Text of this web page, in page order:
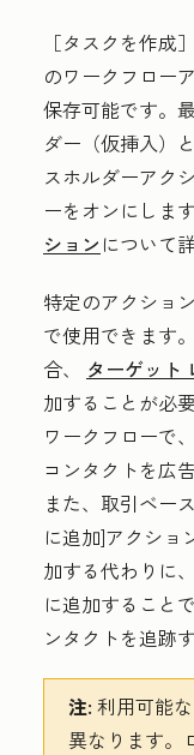
［タスクを作成
のワークフロー
保存可能です。
ダー（仮挿入）
スホルダーアク
ーをオンにします
ション について
特定のアクショ
で使用できます
合、 ターゲット
加することが必
ワークフローで
コンタクトを広
また、取引ベー
に追加]アクショ
加する代わりに
に追加すること
ンタクトを追跡
注: 利用可能
異なります。